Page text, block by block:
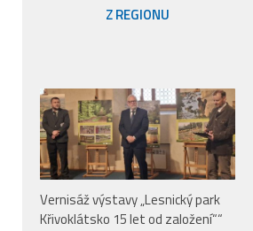
Z REGIONU
Vernisáž výstavy „Lesnický park
Křivoklátsko 15 let od založení““